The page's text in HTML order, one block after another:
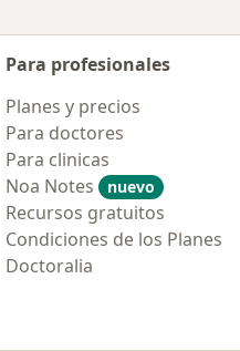
Para profesionales
Planes y precios
Para doctores
Para clinicas
Noa Notes
nuevo
Recursos gratuitos
Condiciones de los Planes
Doctoralia